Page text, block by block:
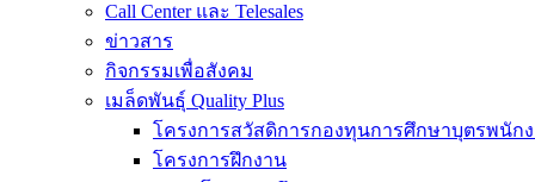
Call Center และ Telesales
ข่าวสาร
กิจกรรมเพื่อสังคม
เมล็ดพันธุ์ Quality Plus
โครงการสวัสดิการกองทุนการศึกษาบุตรพนัก
โครงการฝึกงาน